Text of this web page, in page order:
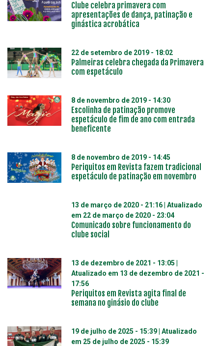
Clube celebra primavera com
apresentações de dança, patinação e
ginástica acrobática
22 de setembro de 2019 - 18:02
Palmeiras celebra chegada da Primavera
com espetáculo
8 de novembro de 2019 - 14:30
Escolinha de patinação promove
espetáculo de fim de ano com entrada
beneficente
8 de novembro de 2019 - 14:45
Periquitos em Revista fazem tradicional
espetáculo de patinação em novembro
13 de março de 2020 - 21:16 | Atualizado
em 22 de março de 2020 - 23:04
Comunicado sobre funcionamento do
clube social
13 de dezembro de 2021 - 13:05
Atualizado em 13 de dezembro de 2021 -
17:56
Periquitos em Revista agita final de
semana no ginásio do clube
19 de julho de 2025 - 15:39 | Atualizado
em 25 de julho de 2025 - 15:39